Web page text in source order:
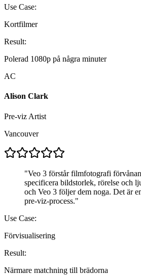
Use Case:
Kortfilmer
Result:
Polerad 1080p på några minuter
AC
Alison Clark
Pre-viz Artist
Vancouver
"Veo 3 förstår filmfotografi
specificera bildstorlek, rörelse och
och Veo 3 följer dem noga. Det är
pre-viz-process."
Use Case:
Förvisualisering
Result:
Närmare matchning till brädorna